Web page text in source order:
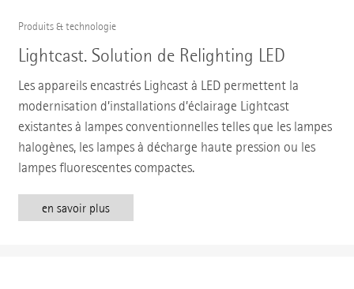
Produits & technologie
Lightcast. Solution de Relighting LED
Les appareils encastrés Lighcast à LED permettent la
modernisation d’installations d’éclairage Lightcast
existantes à lampes conventionnelles telles que les lampes
halogènes, les lampes à décharge haute pression ou les
lampes fluorescentes compactes.
en savoir plus